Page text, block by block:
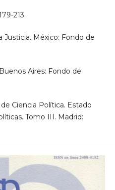
213.
Justicia. México: Fondo de
Aires: Fondo de
Ciencia Política. Estado
Tomo III. Madrid: